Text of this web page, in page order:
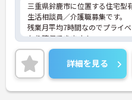
三重県鈴鹿市に位置する住宅型
生活相談員／介護職募集です。
残業月平均7時間なのでプライ
かり確保できます！
事業所内の託児所が利用可能な
でも安心して就業できるところ
ご興味のある方はご面接のポイ
でご気軽にお問合せください。
詳細を見る